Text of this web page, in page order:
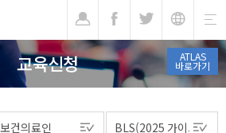
ATLAS
바로가기
교육신청